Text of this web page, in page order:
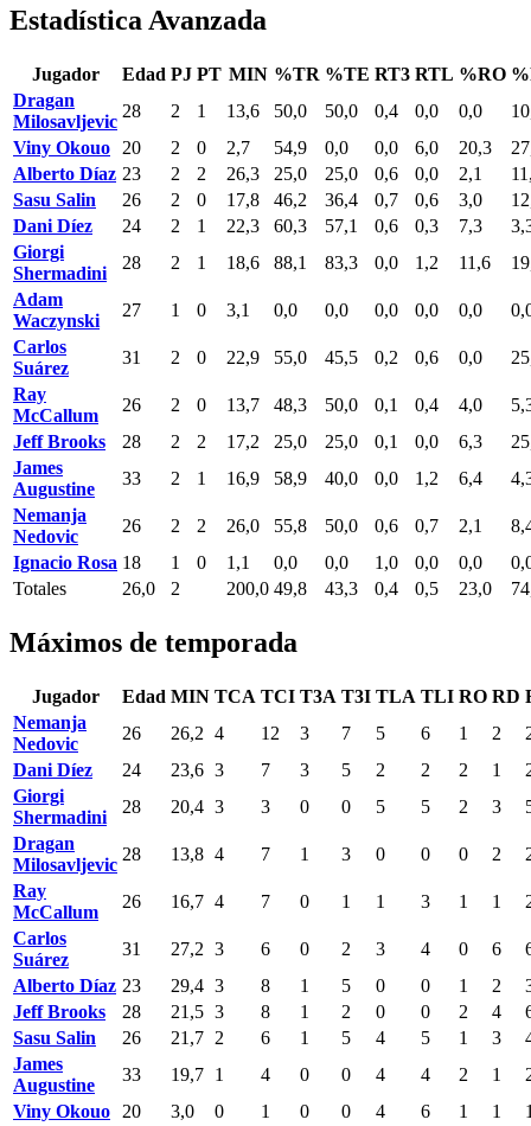
Estadística Avanzada
Jugador Edad PJ PT MIN %TR %TE RT3 RTL %RO
Dragan
Milosavljevic
28 2 1 13,6 50,0 50,0 0,4 0,0 0,0
Viny Okouo
20 2 0 2,7 54,9 0,0 0,0 6,0 20,3
Alberto Díaz 23 2 2 26,3 25,0 25,0 0,6 0,0 2,1
Sasu Salin
26 2 0 17,8 46,2 36,4 0,7 0,6 3,0
Dani Díez
24 2 1 22,3 60,3 57,1 0,6 0,3 7,3
Giorgi
Shermadini
28 2 1 18,6 88,1 83,3 0,0 1,2 11,6
Adam
Waczynski
27 1 0 3,1 0,0 0,0 0,0 0,0 0,0
Carlos
Suárez
31 2 0 22,9 55,0 45,5 0,2 0,6 0,0
Ray
McCallum
26 2 0 13,7 48,3 50,0 0,1 0,4 4,0
Jeff Brooks
28 2 2 17,2 25,0 25,0 0,1 0,0 6,3
James
Augustine
33 2 1 16,9 58,9 40,0 0,0 1,2 6,4
Nemanja
Nedovic
26 2 2 26,0 55,8 50,0 0,6 0,7 2,1
Ignacio Rosa 18 1 0 1,1 0,0 0,0 1,0 0,0 0,0
Totales
26,0 2 200,0 49,8 43,3 0,4 0,5 23,0
Máximos de temporada
Jugador Edad MIN TCA TCI T3A T3I TLA TLI RO RD
Nemanja
Nedovic
26 26,2 4 12 3 7 5 6 1 2
Dani Díez
24 23,6 3 7 3 5 2 2 2 1
Giorgi
Shermadini
28 20,4 3 3 0 0 5 5 2 3
Dragan
Milosavljevic
28 13,8 4 7 1 3 0 0 0 2
Ray
McCallum
26 16,7 4 7 0 1 1 3 1 1
Carlos
Suárez
31 27,2 3 6 0 2 3 4 0 6
Alberto Díaz 23 29,4 3 8 1 5 0 0 1 2
Jeff Brooks
28 21,5 3 8 1 2 0 0 2 4
Sasu Salin
26 21,7 2 6 1 5 4 5 1 3
James
Augustine
33 19,7 1 4 0 0 4 4 2 1
Viny Okouo
20 3,0 0 1 0 0 4 6 1 1